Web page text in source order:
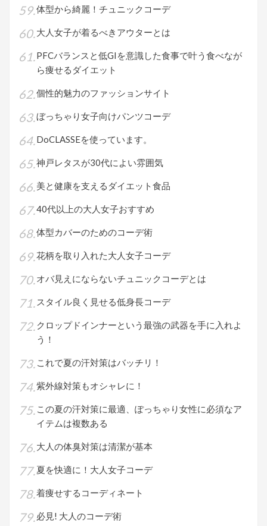
体型から綺麗！チュニックコーデ
大人女子が着るべきアウターとは
PFCバランスと低GIを意識した食事で叶う食べなが
ら痩せるダイエット
個性的魅力のファッションサイト
ぼっちゃり女子向けパンツコーデ
DoCLASSEを使っています。
神戸レタスが30代によい雰囲気
美と健康を支えるダイエット食品
40代以上の大人女子おすすめ
体型カバーのためのコーデ術
花柄を取り入れた大人女子コーデ
オバ見えにならないチュニックコーデとは
スタイル良く見せる低身長コーデ
クロップドインナーという最強の武器を手に入れよ
う！
これで夏の汗対策はバッチリ！
紫外線対策もオシャレに！
この夏の汗対策に最適、ぽっちゃり女性に必須なア
イテムは複数ある
大人の体臭対策は清潔が基本
夏を快適に！大人女子コーデ
着痩せするコーディネート
必見! 大人のコーデ術